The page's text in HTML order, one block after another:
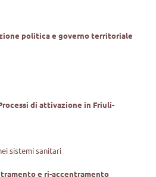
politica e governo territoriale
di attivazione in Friuli-
sistemi sanitari
e ri-accentramento